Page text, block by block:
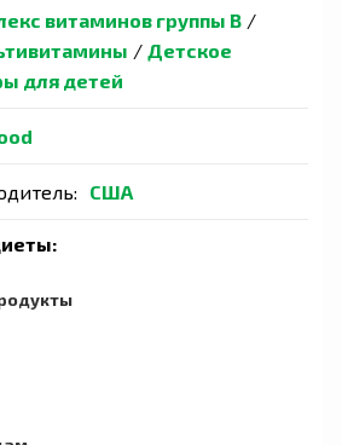
витаминов группы B /
/ Детское
для детей
США